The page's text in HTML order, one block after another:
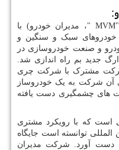
MVM "، مدیران خودرو) با
خودروهای سبک و سنگین و
و صنعت خودروسازی در
ارگ جدید بم راه اندازی شد.
مشترک با شرکت چری
آن شرکت به یک خودروساز
های چشمگیری دست یافته
است که با رویکرد مشتری
المللی توانسته است جایگاه
دست آورد. شرکت مدیران